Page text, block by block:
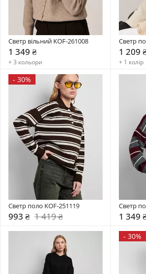
Светр вільний KOF-261008
1 349 ₴
+ 3 кольори
Светр
1 209
+ 1 колір
- 30%
Светр поло KOF-251119
993 ₴ 1 419 ₴
Светр
1 349
- 30%